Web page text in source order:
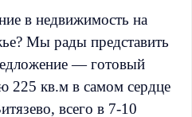
в недвижимость на
Мы рады представить
— готовый
225 кв.м в самом сердце
всего в 7-10